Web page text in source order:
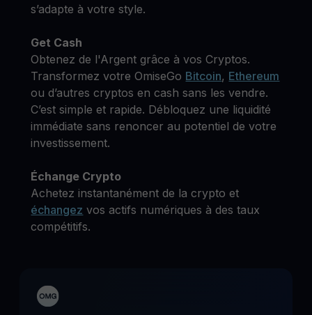
s’adapte à votre style.
Get Cash
Obtenez de l'Argent grâce à vos Cryptos.
Transformez votre OmiseGo Bitcoin, Ethereum
ou d’autres cryptos en cash sans les vendre.
C’est simple et rapide. Débloquez une liquidité
immédiate sans renoncer au potentiel de votre
investissement.
Échange Crypto
Achetez instantanément de la crypto et
échangez vos actifs numériques à des taux
compétitifs.